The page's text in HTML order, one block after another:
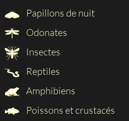
Papillons de nuit
Odonates
Insectes
Reptiles
Amphibiens
Poissons et crustacés